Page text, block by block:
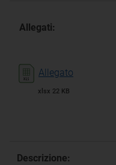
Allegati:
Allegato
xlsx 22 KB
Descrizione: